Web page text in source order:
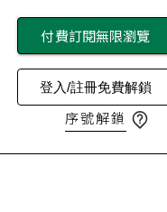
付費訂閱無限瀏覽
登入/註冊免費解鎖
序號解鎖